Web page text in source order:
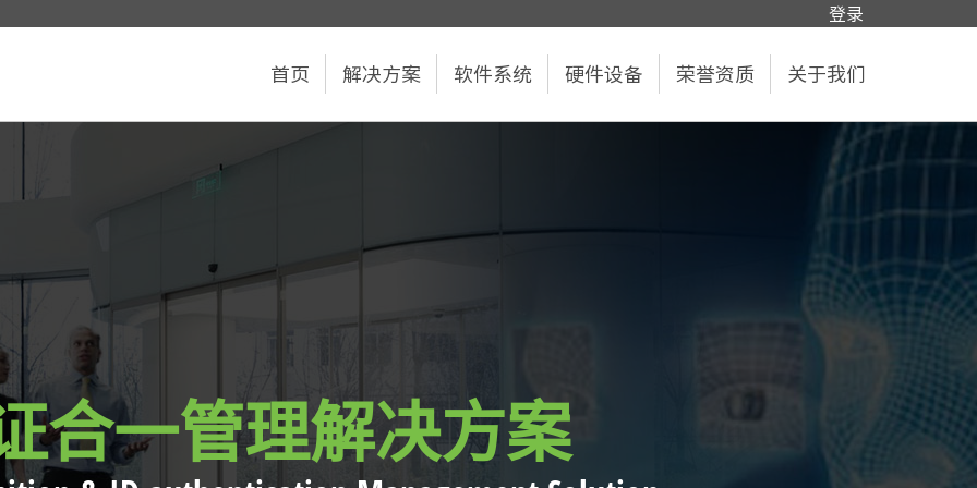
登录
首页 解决方案 软件系统 硬件设备 荣誉资质 关于我们
合一管理解决方案